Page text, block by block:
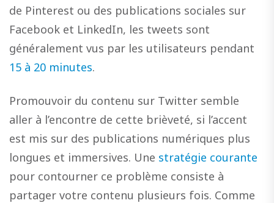
de Pinterest ou des publications sociales sur
Facebook et LinkedIn, les tweets sont
généralement vus par les utilisateurs pendant
15 à 20 minutes.
Promouvoir du contenu sur Twitter semble
aller à l’encontre de cette brièveté, si l’accent
est mis sur des publications numériques plus
longues et immersives. Une stratégie courante
pour contourner ce problème consiste à
partager votre contenu plusieurs fois. Comme